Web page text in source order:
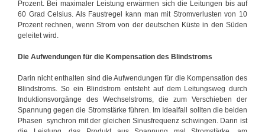
Prozent. Bei maximaler Leistung erwärmen sich die Leitungen bis auf
60 Grad Celsius. Als Faustregel kann man mit Stromverlusten von 10
Prozent rechnen, wenn Strom von der deutschen Küste in den Süden
geleitet wird.
Die Aufwendungen für die Kompensation des Blindstroms
Darin nicht enthalten sind die Aufwendungen für die Kompensation des
Blindstroms. So ein Blindstrom entsteht auf dem Leitungsweg durch
Induktionsvorgänge des Wechselstroms, die zum Verschieben der
Spannung gegen die Stromstärke führen. Im Idealfall sollten die beiden
Phasen synchron mit der gleichen Sinusfrequenz schwingen. Dann ist